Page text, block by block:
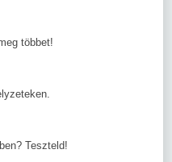
többet!
Teszteld!